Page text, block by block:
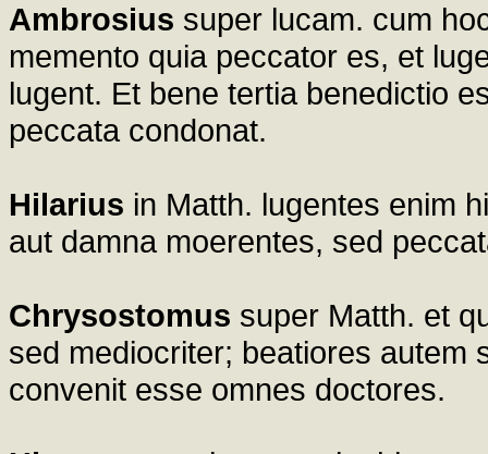
Ambrosius super lucam. cum
memento quia peccator es, et
lugent. Et bene tertia benedictio
peccata condonat.
Hilarius in Matth. lugentes enim
aut damna moerentes, sed
Chrysostomus super Matth. et
sed mediocriter; beatiores autem
convenit esse omnes doctores.